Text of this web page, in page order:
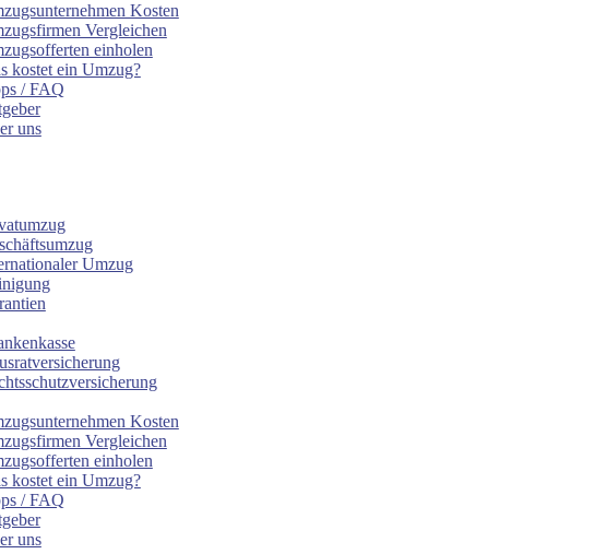
Kosten
Vergleichen
einholen
kostet ein Umzug?
/ FAQ
uns
Umzug
Kosten
Vergleichen
einholen
kostet ein Umzug?
/ FAQ
uns